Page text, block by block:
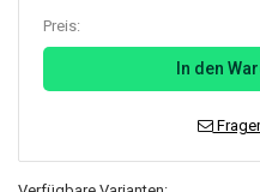
Preis:
In den